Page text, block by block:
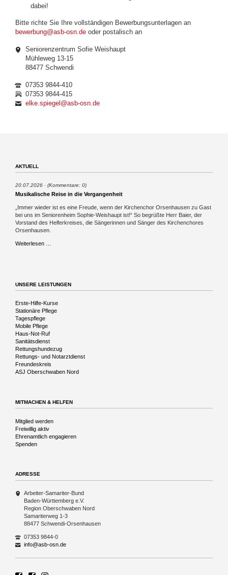
dabei!
Bitte richte Sie Ihre vollständigen Bewerbungsunterlagen an
bewerbung@asb-osn.deoder postalisch an
Seniorenzentrum Sofie Weishaupt
Mühleweg 13-15
88477 Schwendi
07353 9844-410
07353 9844-415
elke.spiegel@asb-osn.de
AKTUELL
20.07.2026 (Kommentare: 0)
Musikalische Reise in die Vergangenheit
„Immer wieder ist es eine Freude, wenn der Kirchenchor Orsenhausen zu Gast
bei uns im Seniorenheim Sophie-Weishaupt ist!“ So begrüßte Herr Baier, der
Vorstand des Helferkreises, die Sängerinnen und Sänger des Kirchenchores
Orsenhausen.
Weiterlesen …
UNSERE LEISTUNGEN
Navigation
überspringen
Erste-Hilfe-Kurse
Stationäre Pflege
Tagespflege
Mobile Pflege
Haus-Not-Ruf
Sanitätsdienst
Rettungshundezug
Rettungs- und Notarztdienst
Freundeskreis
ASJ Oberschwaben Nord
MITMACHEN & HELFEN
Navigation
überspringen
Mitglied werden
Freiwillig aktiv
Ehrenamtlich engagieren
Spenden
ADRESSE
Arbeiter-Samariter-Bund
Baden-Württemberg e.V.
Region Oberschwaben Nord
Samariterweg 1-3
88477 Schwendi-Orsenhausen
07353 9844-0
info@asb-osn.de